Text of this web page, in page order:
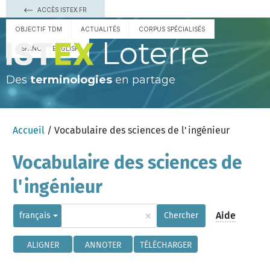
ACCÈS ISTEX.FR
OBJECTIF TDM ACTUALITÉS CORPUS SPÉCIALISÉS
ESPAÑOL ENGLISH Loterre
Des terminologies en partage
Accueil / Vocabulaire des sciences de l'ingénieur
Vocabulaire des sciences de
l'ingénieur
français × Chercher Aide
ALIGNER ANNOTER TÉLÉCHARGER